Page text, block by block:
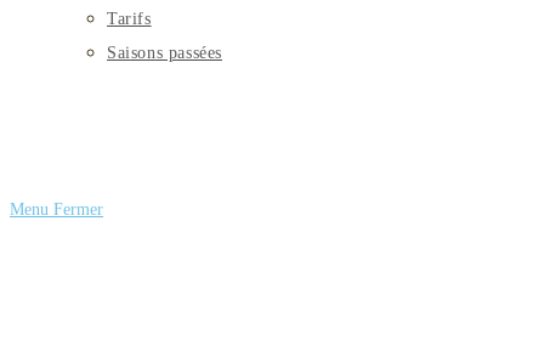
Tarifs
Saisons passées
Menu Fermer